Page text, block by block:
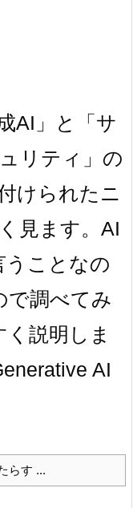
AI」と「サ
リティ」の
けられたニ
見ます。AI
うことなの
で調べてみ
説明しま
AI
らす ...